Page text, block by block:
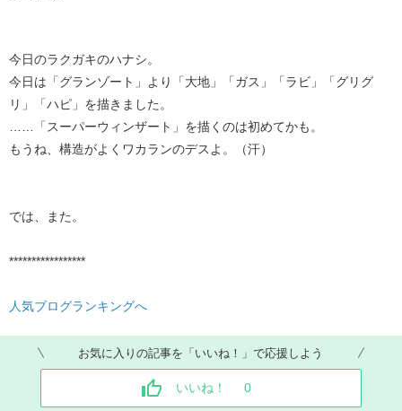
今日のラクガキのハナシ。
今日は「グランゾート」より「大地」「ガス」「ラビ」「グリグ
リ」「ハピ」を描きました。
……「スーパーウィンザート」を描くのは初めてかも。
もうね、構造がよくワカランのデスよ。（汗）
では、また。
*****************
人気ブログランキングへ
お気に入りの記事を「いいね！」で応援しよう
いいね！ 0